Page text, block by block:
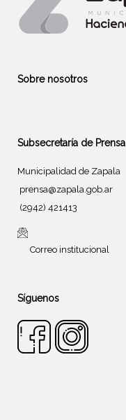
Sobre nosotros
Subsecretaría de Prensa
Municipalidad de Zapala
prensa@zapala.gob.ar
(2942) 421413
Correo institucional
Síguenos